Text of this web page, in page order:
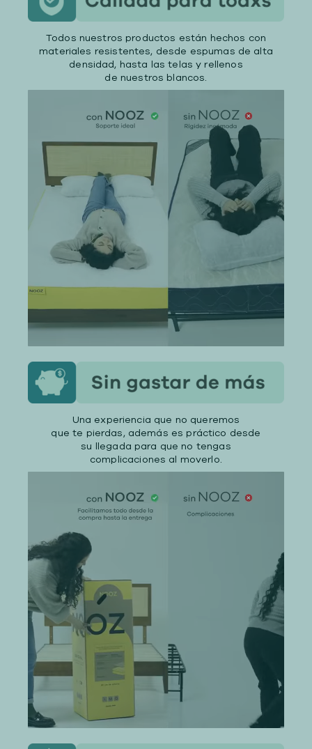
Todos nuestros productos están hechos con
materiales resistentes, desde espumas de alta
densidad, hasta las telas y rellenos
de nuestros blancos.
Una experiencia que no queremos
que te pierdas, además es práctico desde
su llegada para que no tengas
complicaciones al moverlo.